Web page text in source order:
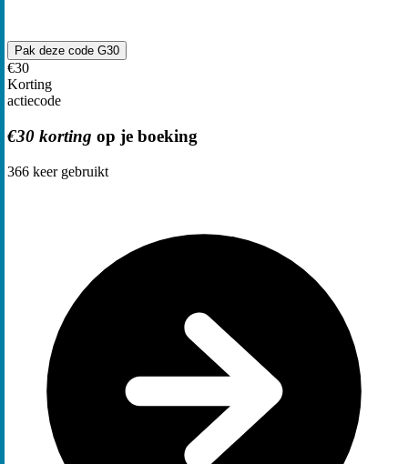
Pak deze code G30
€30
Korting
actiecode
€30 korting op je boeking
366 keer gebruikt